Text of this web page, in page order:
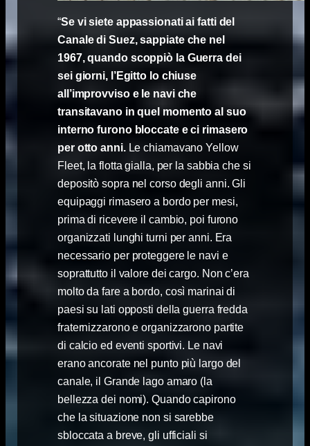
“Se vi siete appassionati ai fatti del
Canale di Suez, sappiate che nel
1967, quando scoppiò la Guerra dei
sei giorni, l’Egitto lo chiuse
all’improvviso e le navi che
transitavano in quel momento al suo
interno furono bloccate e ci rimasero
per otto anni.Le chiamavano Yellow
Fleet, la flotta gialla, per la sabbia che si
depositò sopra nel corso degli anni. Gli
equipaggi rimasero a bordo per mesi,
prima di ricevere il cambio, poi furono
organizzati lunghi turni per anni. Era
necessario per proteggere le navi e
soprattutto il valore dei cargo. Non c’era
molto da fare a bordo, così marinai di
paesi su lati opposti della guerra fredda
fraternizzarono e organizzarono partite
di calcio ed eventi sportivi. Le navi
erano ancorate nel punto più largo del
canale, il Grande lago amaro (la
bellezza dei nomi). Quando capirono
che la situazione non si sarebbe
sbloccata a breve, gli ufficiali si